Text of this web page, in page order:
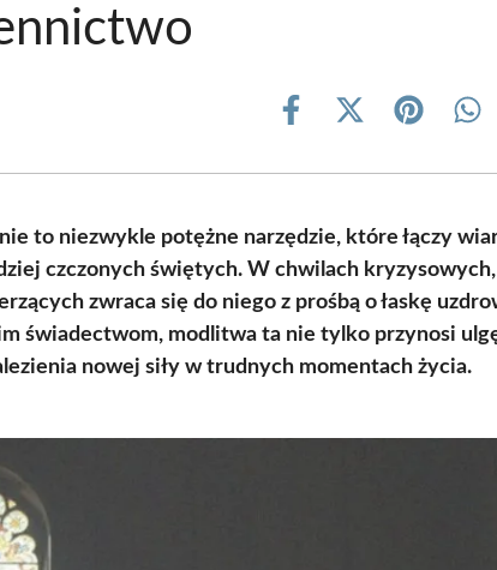
Share
Share
(Twitter)
Share
to niezwykle potężne narzędzie, które łączy
czczonych świętych. W chwilach
zwraca się do niego z prośbą o łaskę
świadectwom, modlitwa ta nie tylko przynosi
nowej siły w trudnych momentach życia.